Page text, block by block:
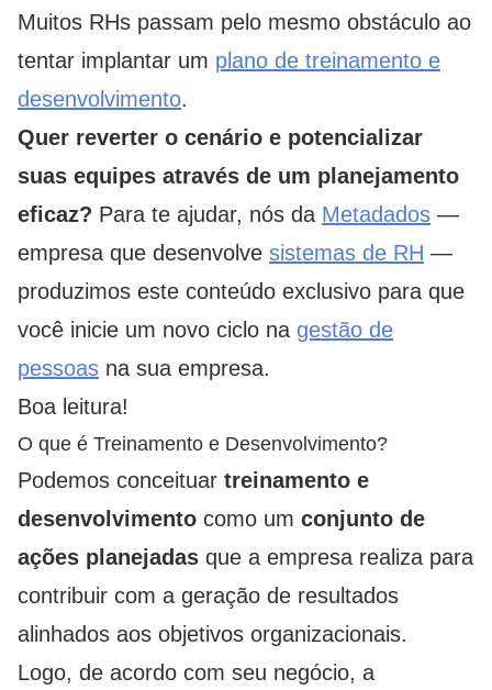
Muitos RHs passam pelo mesmo obstáculo ao
tentar implantar um plano de treinamento e
desenvolvimento.
Quer reverter o cenário e potencializar
suas equipes através de um planejamento
eficaz? Para te ajudar, nós da Metadados —
empresa que desenvolve sistemas de RH —
produzimos este conteúdo exclusivo para que
você inicie um novo ciclo na gestão de
pessoas na sua empresa.
Boa leitura!
O que é Treinamento e Desenvolvimento?
Podemos conceituar treinamento e
desenvolvimento como um conjunto de
ações planejadas que a empresa realiza para
contribuir com a geração de resultados
alinhados aos objetivos organizacionais.
Logo, de acordo com seu negócio, a